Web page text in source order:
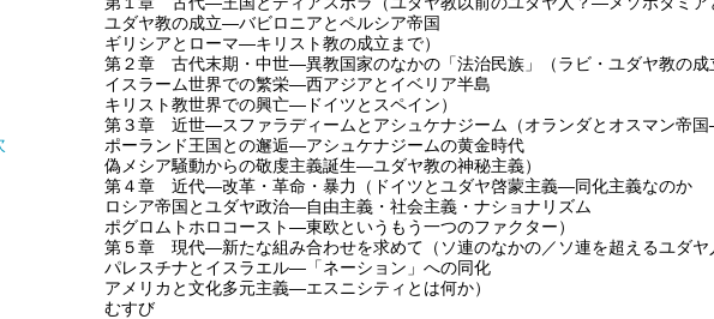
ユダヤ教の成立―バビロニアとペルシア帝国
ギリシアとローマ―キリスト教の成立まで）
第２章 古代末期・中世―異教国家のなかの「法治民族」（ラビ・ユダヤ教の
イスラーム世界での繁栄―西アジアとイベリア半島
キリスト教世界での興亡―ドイツとスペイン）
第３章 近世―スファラディームとアシュケナジーム（オランダとオスマン帝
ポーランド王国との邂逅―アシュケナジームの黄金時代
偽メシア騒動からの敬虔主義誕生―ユダヤ教の神秘主義）
第４章 近代―改革・革命・暴力（ドイツとユダヤ啓蒙主義―同化主義なのか
ロシア帝国とユダヤ政治―自由主義・社会主義・ナショナリズム
ポグロムトホロコースト―東欧というもう一つのファクター）
第５章 現代―新たな組み合わせを求めて（ソ連のなかの／ソ連を超えるユダ
パレスチナとイスラエル―「ネーション」への同化
アメリカと文化多元主義―エスニシティとは何か）
むすび